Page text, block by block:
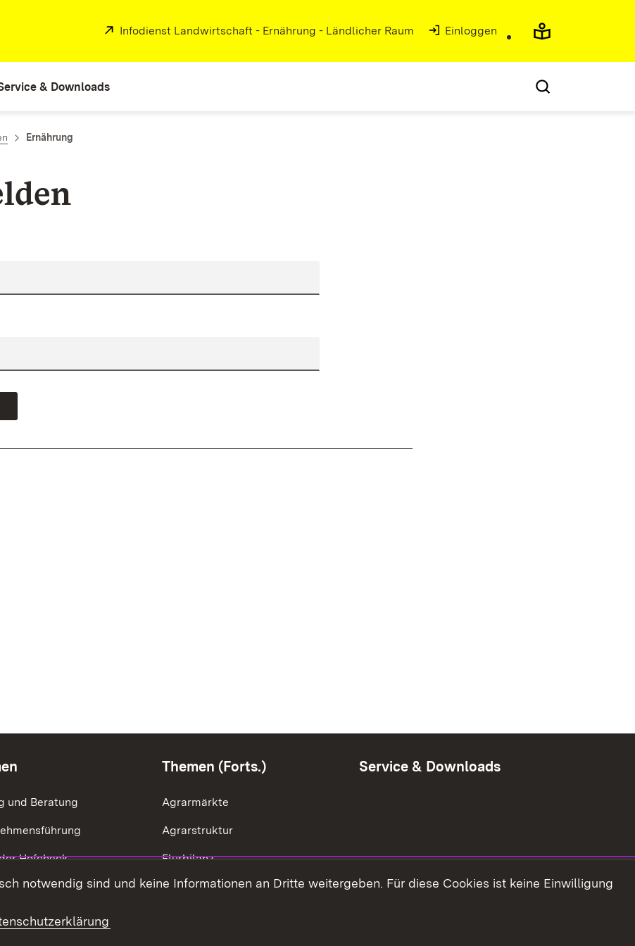
Extern:
Infodienst Landwirtschaft - Ernährung - Ländlicher Raum (Öffnet in neuem Fenster)
Einloggen
& Downloads
Ernährung
und Beratung
Hofcheck
der Betriebszweige
Themen (Forts.)
Agrarmärkte
Agrarstruktur
Flurbilanz
Kulturlandschaft
Service & Downloads
notwendig sind und keine Informationen an Dritte weitergeben. Für diese Cookies ist keine Einwilligung